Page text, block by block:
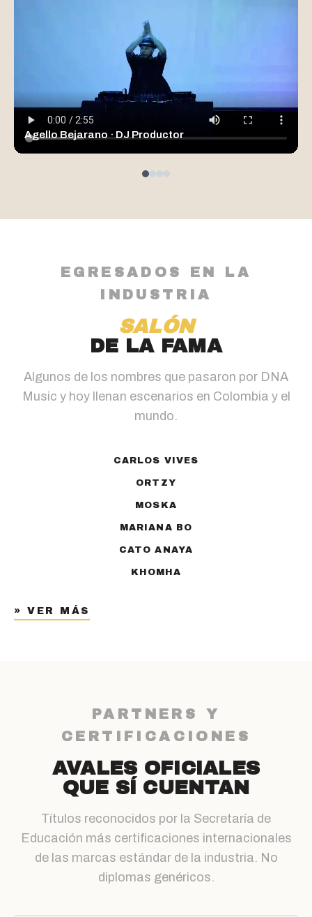
Agello Bejarano · DJ Productor
EGRESADOS EN LA
INDUSTRIA
SALÓN
DE LA FAMA
Algunos de los nombres que pasaron por DNA
Music y hoy llenan escenarios en Colombia y el
mundo.
CARLOS VIVES
ORTZY
MOSKA
MARIANA BO
CATO ANAYA
KHOMHA
» VER MÁS
PARTNERS Y
CERTIFICACIONES
AVALES OFICIALES
QUE SÍ CUENTAN
Títulos reconocidos por la Secretaría de
Educación más certificaciones internacionales
de las marcas estándar de la industria. No
diplomas genéricos.